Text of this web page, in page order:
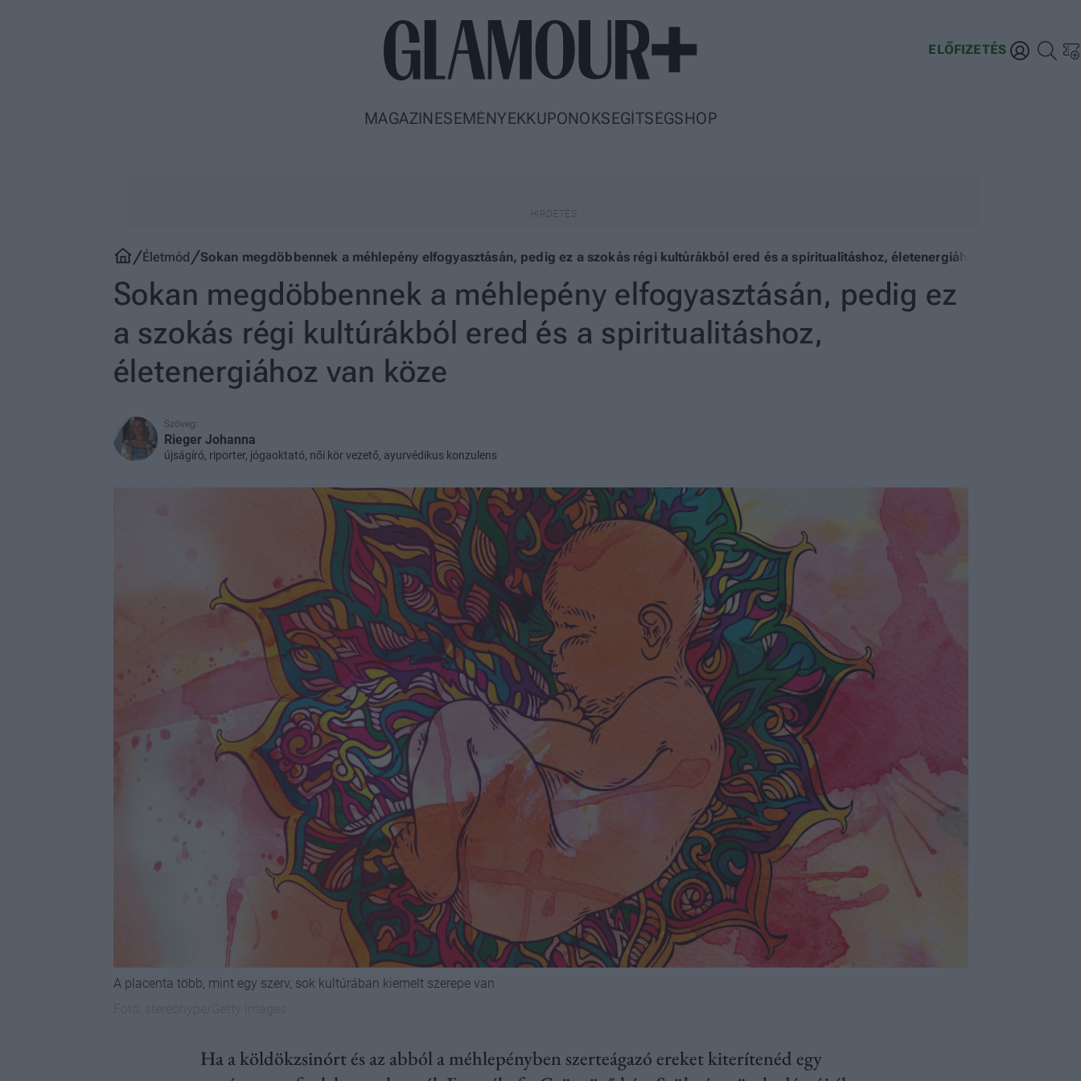
ELŐFIZETÉS
MAGAZIN ESEMÉNYEKKUPONOKSEGÍTSÉGSHOP
Életmód Sokan megdöbbennek a méhlepény elfogyasztásán, pedig ez a szokás régi kultúrákból ered és a spiritualitáshoz, életenergiához van köze
Sokan megdöbbennek a méhlepény elfogyasztásán, pedig ez
a szokás régi kultúrákból ered és a spiritualitáshoz,
életenergiához van köze
Szöveg:
Rieger Johanna
újságíró, riporter, jógaoktató, női kör vezető, ayurvédikus konzulens
A placenta több, mint egy szerv, sok kultúrában kiemelt szerepe van
Ha a köldökzsinórt és az abból a méhlepényben szerteágazó ereket kiterítenéd egy